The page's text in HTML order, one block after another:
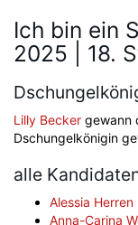
Ich bin ein
2025 | 18.
Lilly Becker gewann
Dschungelkönigin
alle
Alessia Herren
Anna-Carina